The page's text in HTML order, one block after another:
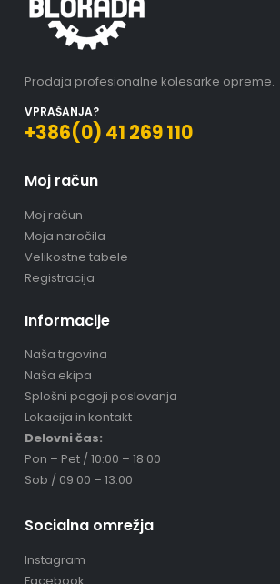
Prodaja profesionalne kolesarke opreme.
VPRAŠANJA?
+386(0) 41 269 110
Moj račun
Moj račun
Moja naročila
Velikostne tabele
Registracija
Informacije
Naša trgovina
Naša ekipa
Splošni pogoji poslovanja
Lokacija in kontakt
Delovni čas:
Pon – Pet / 10:00 – 18:00
Sob / 09:00 – 13:00
Socialna omrežja
Instagram